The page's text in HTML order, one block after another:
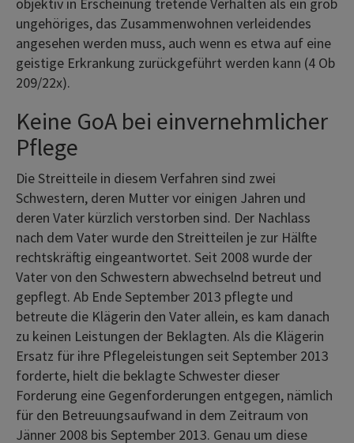
ungehöriges, das Zusammenwohnen verleidendes
angesehen werden muss, auch wenn es etwa auf eine
geistige Erkrankung zurückgeführt werden kann (4 Ob
209/22x).
Keine GoA bei einvernehmlicher
Pflege
Die Streitteile in diesem Verfahren sind zwei
Schwestern, deren Mutter vor einigen Jahren und
deren Vater kürzlich verstorben sind. Der Nachlass
nach dem Vater wurde den Streitteilen je zur Hälfte
rechtskräftig eingeantwortet. Seit 2008 wurde der
Vater von den Schwestern abwechselnd betreut und
gepflegt. Ab Ende September 2013 pflegte und
betreute die Klägerin den Vater allein, es kam danach
zu keinen Leistungen der Beklagten. Als die Klägerin
Ersatz für ihre Pflegeleistungen seit September 2013
forderte, hielt die beklagte Schwester dieser
Forderung eine Gegenforderungen entgegen, nämlich
für den Betreuungsaufwand in dem Zeitraum von
Jänner 2008 bis September 2013. Genau um diese